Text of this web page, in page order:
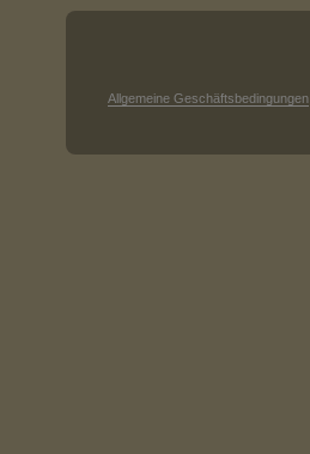
Allgemeine Geschäftsbedingungen